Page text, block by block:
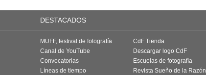
DESTACADOS
MUFF, festival de fotografía
Canal de YouTube
Convocatorias
Líneas de tiempo
CdF Tienda
Descargar logo CdF
Escuelas de fotografía
Revista Sueño de la Razón